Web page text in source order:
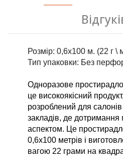
Розмір: 0,6х100 м. (22 г \
Тип упаковки: Без
Одноразове
це високоякісний
розроблений для
закладів, де дотримання
аспектом. Це
0,6х100 метрів і
вагою 22 грами на